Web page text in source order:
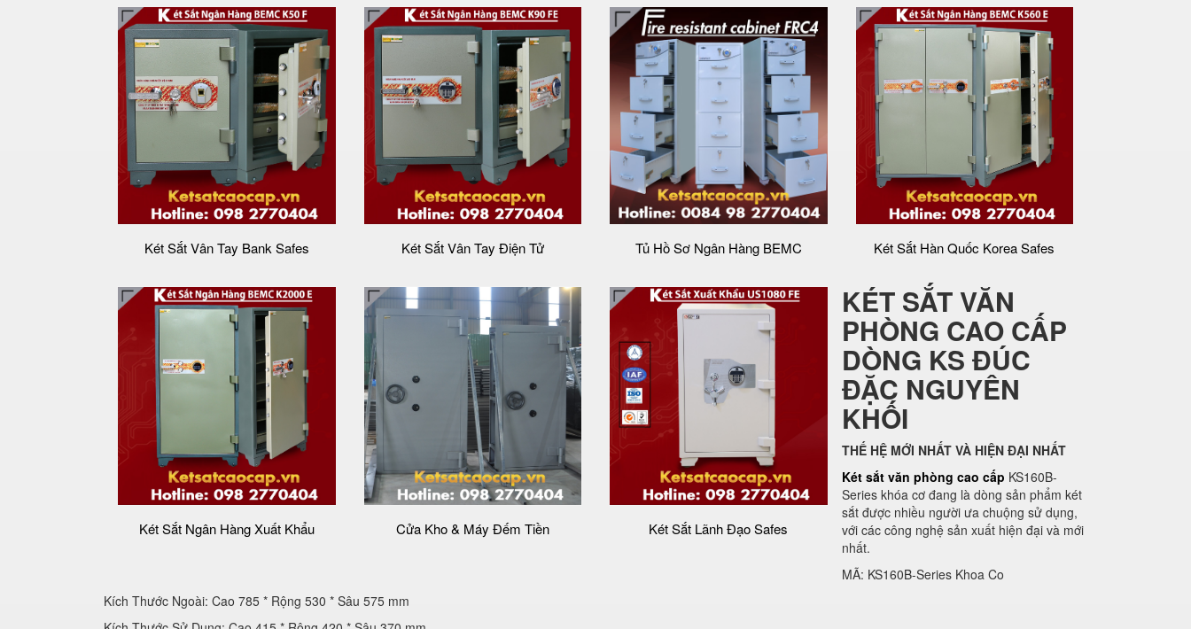
Két Sắt Vân Tay Bank Safes Két Sắt Vân Tay Điện Tử Tủ Hồ Sơ Ngân Hàng BEMC Két Sắt Hàn Quốc Korea Safes
Két Sắt Ngân Hàng Xuất Khẩu Cửa Kho & Máy Đếm Tiền Két Sắt Lãnh Đạo Safes
KÉT SẮT VĂN
PHÒNG CAO CẤP
DÒNG KS ĐÚC
ĐẶC NGUYÊN
KHỐI
THẾ HỆ MỚI NHẤT VÀ HIỆN ĐẠI NHẤT
Két sắt văn phòng cao cấp KS160B-
Series khóa cơ đang là dòng sản phẩm két
sắt được nhiều người ưa chuộng sử dụng,
với các công nghệ sản xuất hiện đại và mới
nhất.
MÃ: KS160B-Series Khoa Co
Kích Thước Ngoài: Cao 785 * Rộng 530 * Sâu 575 mm